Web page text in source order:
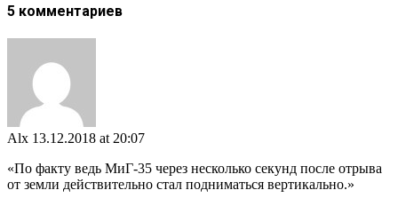
5 комментариев
Alx 13.12.2018 at 20:07
«По факту ведь МиГ-35 через несколько секунд после отрыва
от земли действительно стал подниматься вертикально.»